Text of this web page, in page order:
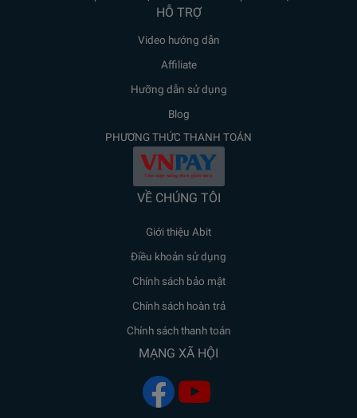
HỖ TRỢ
Video hướng dẫn
Affiliate
Hưỡng dẫn sử dụng
Blog
PHƯƠNG THỨC THANH TOÁN
VỀ CHÚNG TÔI
Giới thiệu Abit
Điều khoản sử dụng
Chính sách bảo mật
Chính sách hoàn trả
Chính sách thanh toán
MẠNG XÃ HỘI